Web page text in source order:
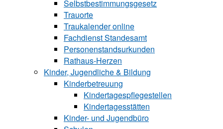
Selbstbestimmungsgesetz
Trauorte
Traukalender online
Fachdienst Standesamt
Personenstandsurkunden
Rathaus-Herzen
Kinder, Jugendliche & Bildung
Kinderbetreuung
Kindertagespflegestellen
Kindertagesstätten
Kinder- und Ju‍gend‍bü‍ro